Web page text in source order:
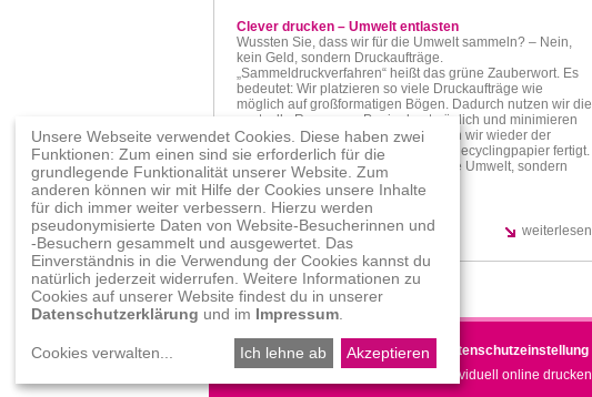
Clever drucken – Umwelt entlasten
Wussten Sie, dass wir für die Umwelt sammeln? – Nein,
kein Geld, sondern Druckaufträge.
„Sammeldruckverfahren“ heißt das grüne Zauberwort. Es
bedeutet: Wir platzieren so viele Druckaufträge wie
möglich auf großformatigen Bögen. Dadurch nutzen wir die
wertvolle Ressource Papier bestmöglich und minimieren
den Abfall. Die wenigen Reste stellen wir wieder der
Industrie zur Verfügung, die daraus Recyclingpapier fertigt.
Dieses Verfahren schont nicht nur die Umwelt, sondern
auch
geschrieben am 12.03.2020 weiterlesen
Impressum |AGB |Datenschutz Datenschutzeinstellung
Copyright 2026 - druckhelden.at - Individuell online drucken
Unsere Webseite verwendet Cookies. Diese haben zwei
Funktionen: Zum einen sind sie erforderlich für die
grundlegende Funktionalität unserer Website. Zum
anderen können wir mit Hilfe der Cookies unsere Inhalte
für dich immer weiter verbessern. Hierzu werden
pseudonymisierte Daten von Website-Besucherinnen und
-Besuchern gesammelt und ausgewertet. Das
Einverständnis in die Verwendung der Cookies kannst du
natürlich jederzeit widerrufen. Weitere Informationen zu
Cookies auf unserer Website findest du in unserer
Datenschutzerklärung und im Impressum
Cookies verwalten... Ich lehne ab Akzeptieren